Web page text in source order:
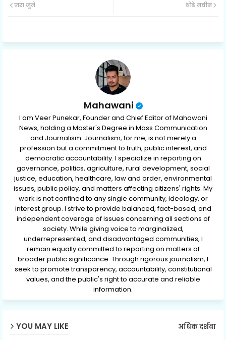
ap
थोडे नवीन
जरा जुने
Mahawani
I am Veer Punekar, Founder and Chief Editor of Mahawani
News, holding a Master's Degree in Mass Communication
and Journalism. Journalism, for me, is not merely a
profession but a commitment to truth, public interest, and
democratic accountability. I specialize in reporting on
governance, politics, agriculture, rural development, social
justice, education, healthcare, law and order, environmental
issues, public policy, and matters affecting citizens' rights. My
work is not confined to any single community, ideology, or
interest group. I strive to provide balanced, fact-based, and
independent coverage of issues concerning all sections of
society. While giving voice to marginalized,
underrepresented, and disadvantaged communities, I
remain equally committed to reporting on matters of
broader public significance. Through rigorous journalism, I
seek to promote transparency, accountability, constitutional
values, and the public's right to accurate and reliable
information.
YOU MAY LIKE अधिक दर्शवा